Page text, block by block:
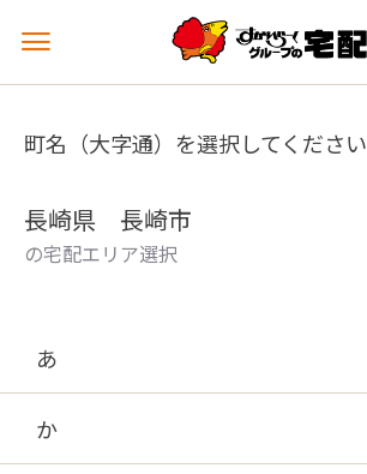
メ
ュ
を
町名（大字通）を選択してください
長崎県 長崎市
の宅配エリア選択
あ
か